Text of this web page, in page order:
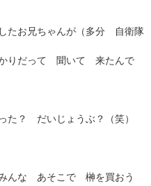
お兄ちゃんが（多分 自衛隊
かりだって 聞いて 来たんで
？ だいじょうぶ？（笑）
んな あそこで 榊を買おう